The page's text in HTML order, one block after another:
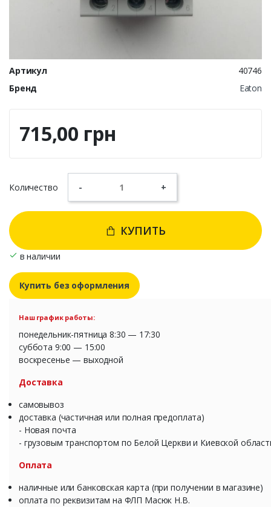
Артикул
40746
Бренд
Eaton
715,00 грн
Количество - +
КУПИТЬ
в наличии
Купить без оформления
Наш график работы:
понедельник-пятница 8:30 — 17:30
суббота 9:00 — 15:00
воскресенье — выходной
Доставка
самовывоз
доставка (частичная или полная предоплата)
- Новая почта
- грузовым транспортом по Белой Церкви и Киевской
Оплата
наличные или банковская карта (при получении в магазине)
оплата по реквизитам на ФЛП Масюк Н.В.